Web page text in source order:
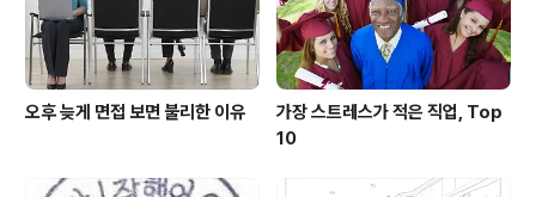
오후 늦게 면접 보면 불리한 이유
가장 스트레스가 적은 직업, Top
10